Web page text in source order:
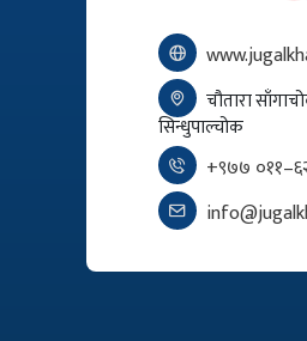
चौतारा
सिन्धुपाल्चोक
+९७७